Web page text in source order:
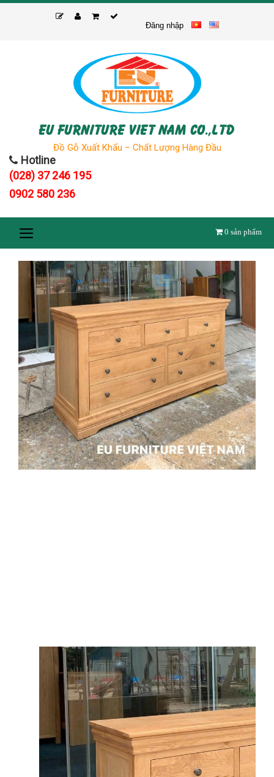
Skip
Đăng nhập
EU FURNITURE VIET NAM CO.,LTD
Đồ Gỗ Xuất Khẩu – Chất Lượng Hàng Đầu
Hotline
(028) 37 246 195
0902 580 236
0 sản phẩm